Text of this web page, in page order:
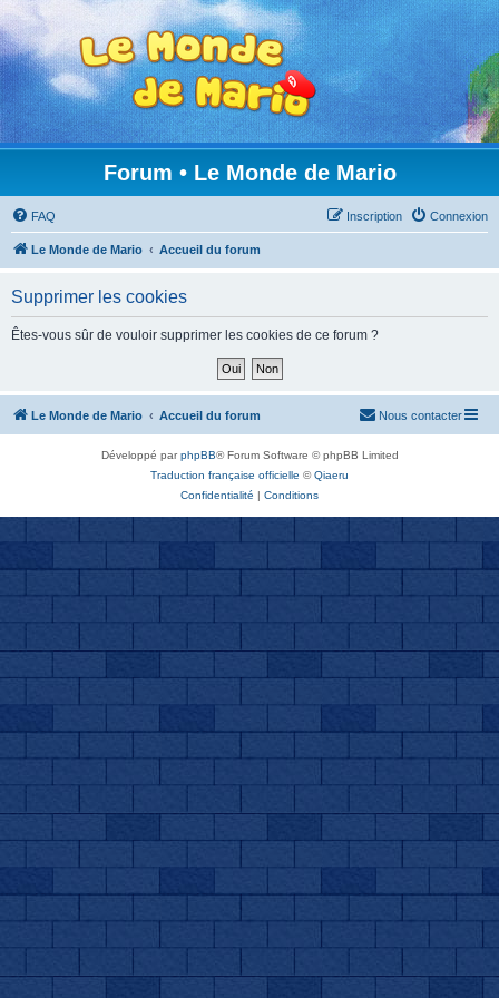
Forum • Le Monde de Mario
FAQ Connexion
Inscription
Le Monde de Mario Accueil du forum
Supprimer les cookies
Êtes-vous sûr de vouloir supprimer les cookies de ce forum ?
Le Monde de Mario Accueil du forum Nous contacter
Développé parphpBB® Forum Software © phpBB Limited
Traduction française officielle ©Qiaeru
Confidentialité | Conditions